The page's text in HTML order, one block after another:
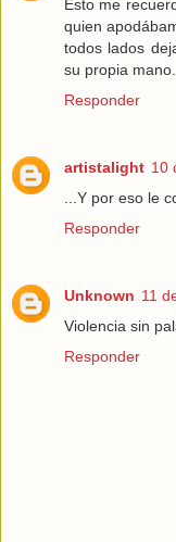
Esto me
quien
todos lados
su propia mano.
Responder
artistalight 10
...Y por eso le
Responder
Unknown 11
Violencia sin
Responder